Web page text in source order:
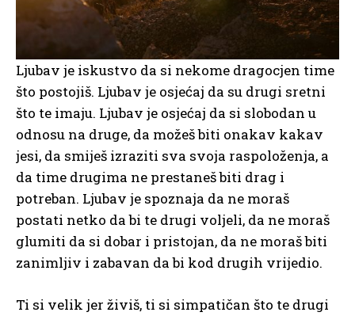
Ljubav je iskustvo da si nekome dragocjen time
što postojiš. Ljubav je osjećaj da su drugi sretni
što te imaju. Ljubav je osjećaj da si slobodan u
odnosu na druge, da možeš biti onakav kakav
jesi, da smiješ izraziti sva svoja raspoloženja, a
da time drugima ne prestaneš biti drag i
potreban. Ljubav je spoznaja da ne moraš
postati netko da bi te drugi voljeli, da ne moraš
glumiti da si dobar i pristojan, da ne moraš biti
zanimljiv i zabavan da bi kod drugih vrijedio.
Ti si velik jer živiš, ti si simpatičan što te drugi